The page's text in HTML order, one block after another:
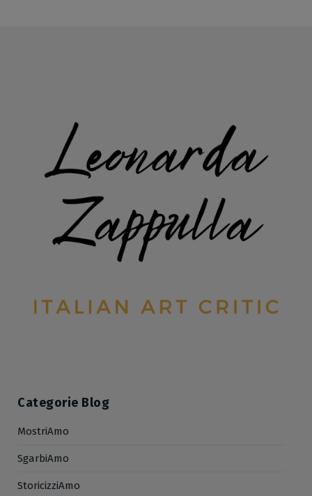
Categorie Blog
MostriAmo
SgarbiAmo
StoricizziAmo